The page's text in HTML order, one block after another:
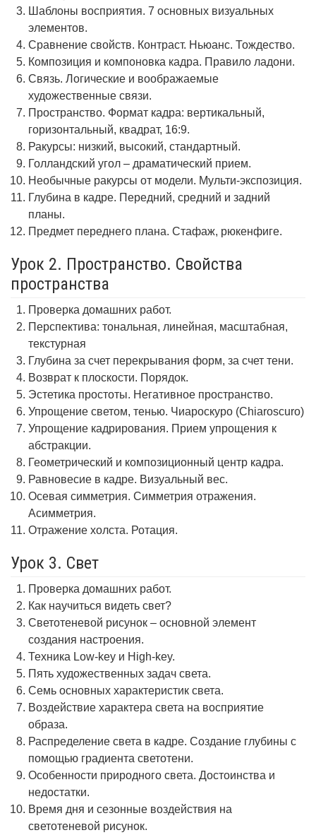
Шаблоны восприятия. 7 основных визуальных
элементов.
Сравнение свойств. Контраст. Ньюанс. Тождество.
Композиция и компоновка кадра. Правило ладони.
Связь. Логические и воображаемые
художественные связи.
Пространство. Формат кадра: вертикальный,
горизонтальный, квадрат, 16:9.
Ракурсы: низкий, высокий, стандартный.
Голландский угол – драматический прием.
Необычные ракурсы от модели. Мульти-экспозиция.
Глубина в кадре. Передний, средний и задний
планы.
Предмет переднего плана. Стафаж, рюкенфиге.
Урок 2. Пространство. Свойства
пространства
Проверка домашних работ.
Перспектива: тональная, линейная, масштабная,
текстурная
Глубина за счет перекрывания форм, за счет тени.
Возврат к плоскости. Порядок.
Эстетика простоты. Негативное пространство.
Упрощение светом, тенью. Чиароскуро (Chiaroscuro)
Упрощение кадрирования. Прием упрощения к
абстракции.
Геометрический и композиционный центр кадра.
Равновесие в кадре. Визуальный вес.
Осевая симметрия. Симметрия отражения.
Асимметрия.
Отражение холста. Ротация.
Урок 3. Свет
Проверка домашних работ.
Как научиться видеть свет?
Светотеневой рисунок – основной элемент
создания настроения.
Техника Low-key и High-key.
Пять художественных задач света.
Семь основных характеристик света.
Воздействие характера света на восприятие
образа.
Распределение света в кадре. Создание глубины с
помощью градиента светотени.
Особенности природного света. Достоинства и
недостатки.
Время дня и сезонные воздействия на
светотеневой рисунок.